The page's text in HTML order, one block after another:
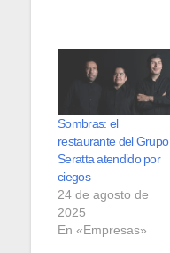
Sombras: el
restaurante del Grupo
Seratta atendido por
ciegos
24 de agosto de
2025
En «Empresas»